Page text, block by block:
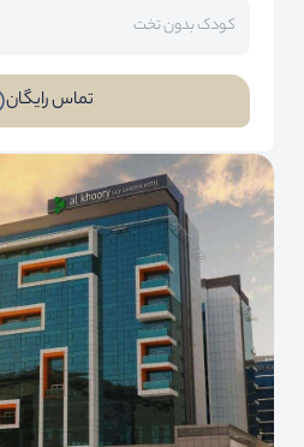
کودک بدون تخت
تماس رایگان